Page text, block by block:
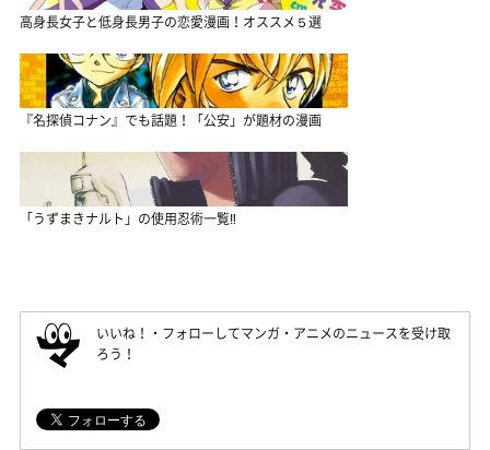
高身長女子と低身長男子の恋愛漫画！オススメ５選
『名探偵コナン』でも話題！「公安」が題材の漫画
「うずまきナルト」の使用忍術一覧‼
いいね！・フォローしてマンガ・アニメのニュースを受け取
ろう！